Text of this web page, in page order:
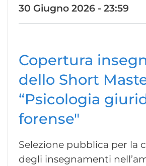
30 Giugno 2026 - 23:59
Copertura
dello Short
“Psicologia
forense"
Selezione pubblica per la
degli insegnamenti